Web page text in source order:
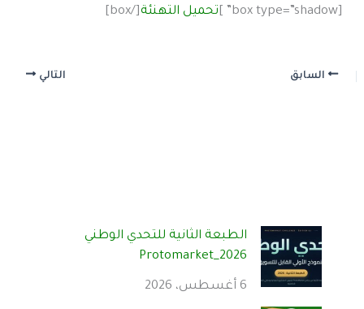
الطبعة الثانية للتحدي الوطني
Protomarket_2026
6 أغسطس، 2026
[box type=”shadow” ] تحميل التهنئة [/box]
السابق التالي